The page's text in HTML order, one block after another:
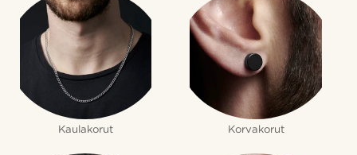
Kaulakorut Korvakorut